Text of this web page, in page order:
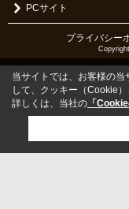
PCサイト
プライバシー
当サイトでは、お客様の当
して、クッキー（Cookie）
詳しくは、当社の 「